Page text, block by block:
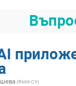
(ФМИ-СУ)